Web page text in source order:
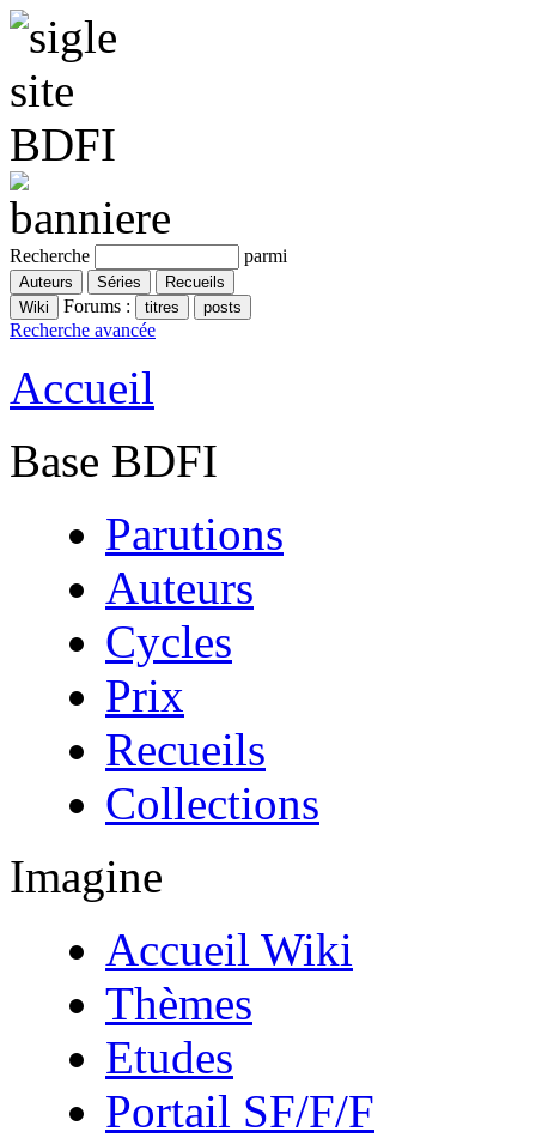
Recherche parmi
Forums :
Recherche avancée
Accueil
Base BDFI
Parutions
Auteurs
Cycles
Prix
Recueils
Collections
Imagine
Accueil Wiki
Thèmes
Etudes
Portail SF/F/F